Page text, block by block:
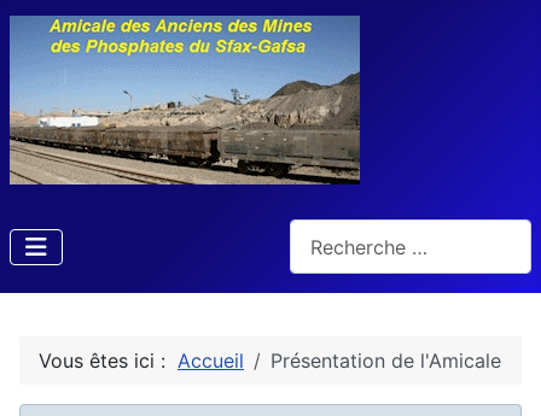
Vous êtes ici : Accueil Présentation de l'Amicale